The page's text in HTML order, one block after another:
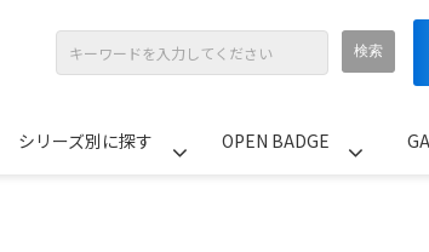
シリーズ別に探す OPEN BADGE